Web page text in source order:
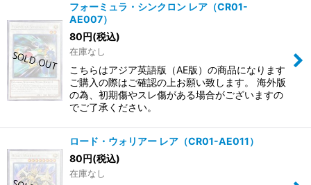
フォーミュラ・シンクロン レア（CR01-
AE007）
80円(税込)
在庫なし
こちらはアジア英語版（AE版）の商品になります
ご購入の際はご確認の上お願い致します。 海外版
の為、初期傷やスレ傷がある場合がございますの
でご了承ください。
ロード・ウォリアー レア（CR01-AE011）
80円(税込)
在庫なし